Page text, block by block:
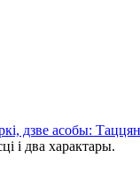
дзве асобы:
і два характары.